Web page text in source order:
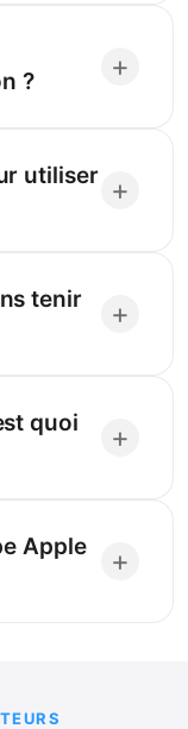
?
+
utiliser +
tenir
+
quoi
+
Apple
+